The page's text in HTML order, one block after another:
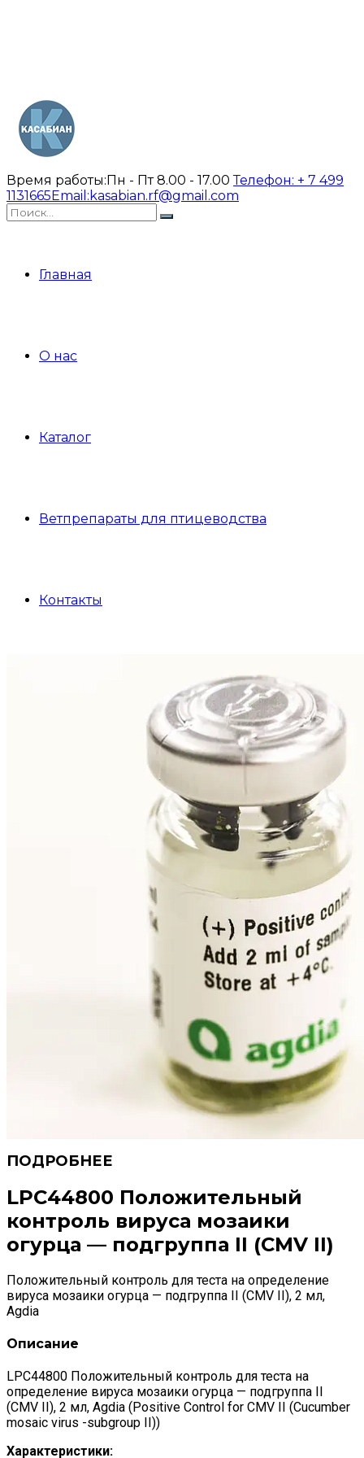
Время работы:Пн - Пт 8.00 - 17.00Телефон: + 7 499
1131665Email: kasabian.rf@gmail.com
Главная
О нас
Каталог
Ветпрепараты для птицеводства
Контакты
LPC44800 Положительный
контроль вируса мозаики
огурца — подгруппа II (CMV II)
Положительный контроль для теста на определение
вируса мозаики огурца — подгруппа II (CMV II), 2 мл,
Agdia
Описание
LPC44800 Положительный контроль для теста на
определение вируса мозаики огурца — подгруппа II
(CMV II), 2 мл, Agdia (Positive Control for CMV II (Cucumber
mosaic virus -subgroup II))
Характеристики: